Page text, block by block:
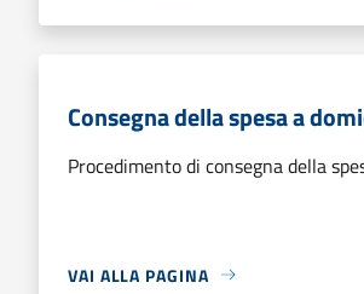
Consegna della spesa a
Procedimento di consegna della
VAI ALLA PAGINA